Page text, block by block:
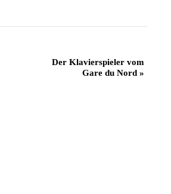
Der Klavierspieler vom
Gare du Nord »